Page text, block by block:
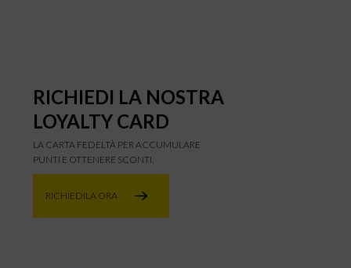
RICHIEDI LA NOSTRA
LOYALTY CARD
LA CARTA FEDELTÀ PER ACCUMULARE
PUNTI E OTTENERE SCONTI.
RICHIEDILA ORA